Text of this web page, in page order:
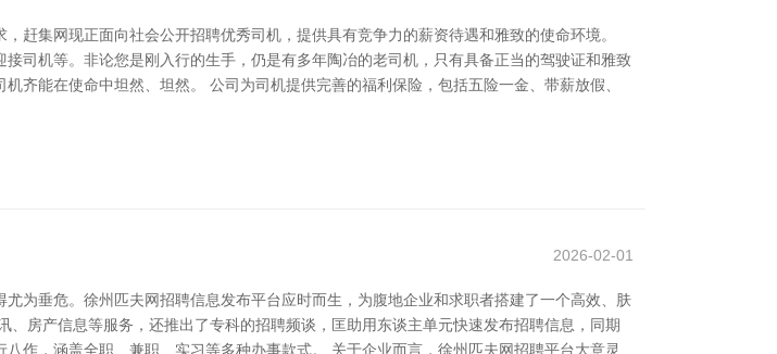
赶集网现正面向社会公开招聘优秀司机，提供具有竞争力的薪资待遇和雅致的使命环境。
司机等。非论您是刚入行的生手，仍是有多年陶冶的老司机，只有具备正当的驾驶证和雅致
齐能在使命中坦然、坦然。 公司为司机提供完善的福利保险，包括五险一金、带薪放假、
2026-02-01
为垂危。徐州匹夫网招聘信息发布平台应时而生，为腹地企业和求职者搭建了一个高效、肤
房产信息等服务，还推出了专科的招聘频谈，匡助用东谈主单元快速发布招聘信息，同期
作，涵盖全职、兼职、实习等多种办事款式。 关于企业而言，徐州匹夫网招聘平台大意灵